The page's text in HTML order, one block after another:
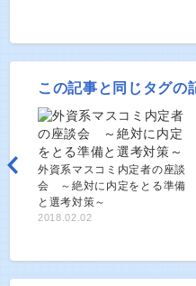
この記事と同じタグの
外資系マスコミ内定者の座談
会 ～絶対に内定をとる準備
と選考対策～
2018.02.02